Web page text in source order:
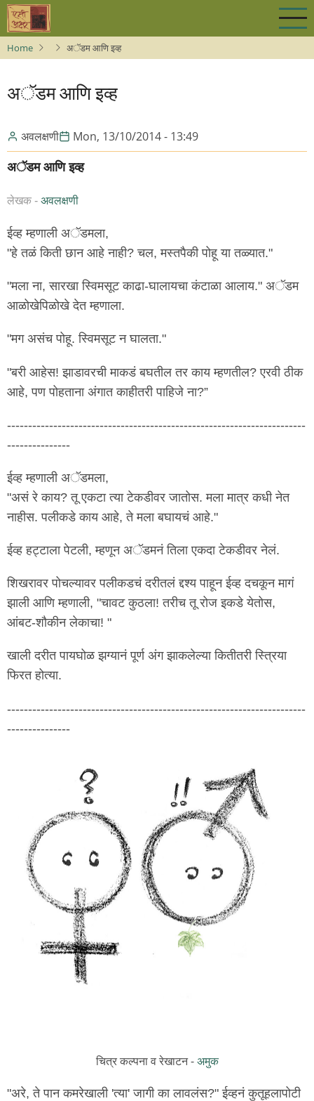
Skip
main
content
Home अॅडम आणि इव्ह
अॅडम आणि इव्ह
अवलक्षणी Mon, 13/10/2014 - 13:49
अॅडम आणि इव्ह
लेखक - अवलक्षणी
ईव्ह म्हणाली अॅडमला,
"हे तळं किती छान आहे नाही? चल, मस्तपैकी पोहू या तळ्यात."
"मला ना, सारखा स्विमसूट काढा-घालायचा कंटाळा आलाय." अॅडम
आळोखेपिळोखे देत म्हणाला.
"मग असंच पोहू. स्विमसूट न घालता."
"बरी आहेस! झाडावरची माकडं बघतील तर काय म्हणतील? एरवी ठीक
आहे, पण पोहताना अंगात काहीतरी पाहिजे ना?”
-----------------------------------------------------------------------
---------------
ईव्ह म्हणाली अॅडमला,
"असं रे काय? तू एकटा त्या टेकडीवर जातोस. मला मात्र कधी नेत
नाहीस. पलीकडे काय आहे, ते मला बघायचं आहे."
ईव्ह हट्टाला पेटली, म्हणून अॅडमनं तिला एकदा टेकडीवर नेलं.
शिखरावर पोचल्यावर पलीकडचं दरीतलं द्दश्य पाहून ईव्ह दचकून मागं
झाली आणि म्हणाली, "चावट कुठला! तरीच तू रोज इकडे येतोस,
आंबट-शौकीन लेकाचा! "
खाली दरीत पायघोळ झग्यानं पूर्ण अंग झाकलेल्या कितीतरी स्त्रिया
फिरत होत्या.
-----------------------------------------------------------------------
---------------
चित्र कल्पना व रेखाटन -अमुक
"अरे, ते पान कमरेखाली 'त्या' जागी का लावलंस?" ईव्हनं कुतूहलापोटी